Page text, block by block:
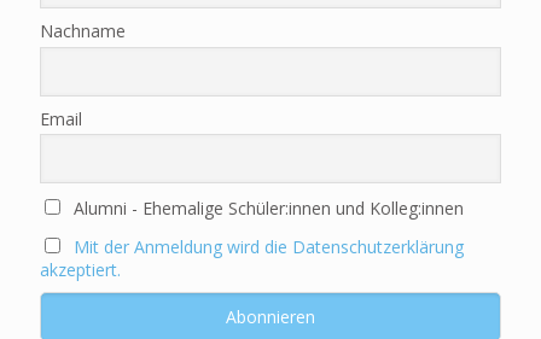
Nachname
Email
Alumni - Ehemalige Schüler:innen und Kolleg:innen
Mit der Anmeldung wird die Datenschutzerklärung
akzeptiert.